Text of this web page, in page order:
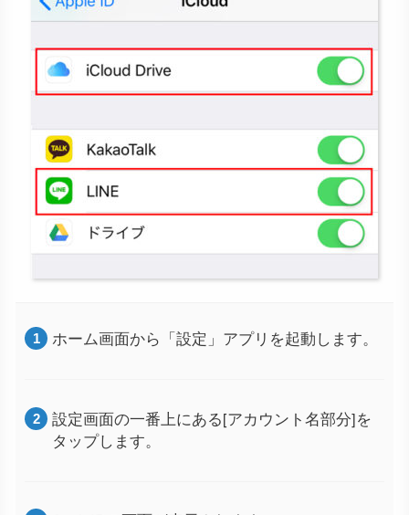
ホーム画面から「設定」アプリを起動します。
設定画面の一番上にある[アカウント名部分]を
タップします。